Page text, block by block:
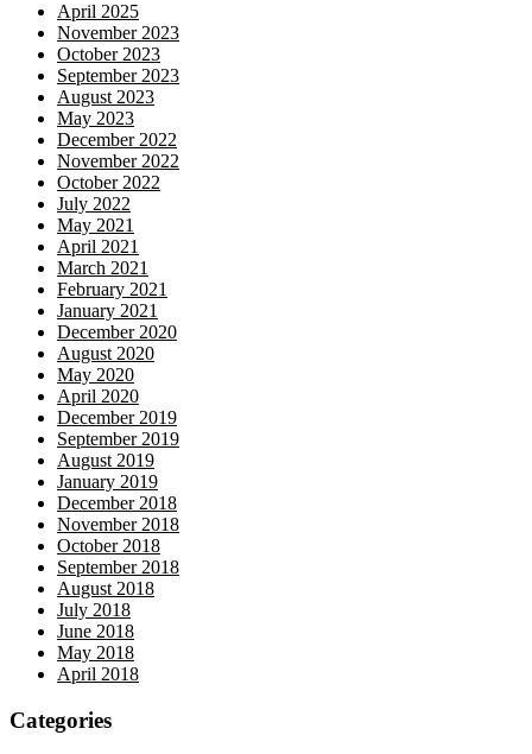
April 2025
November 2023
October 2023
September 2023
August 2023
May 2023
December 2022
November 2022
October 2022
July 2022
May 2021
April 2021
March 2021
February 2021
January 2021
December 2020
August 2020
May 2020
April 2020
December 2019
September 2019
August 2019
January 2019
December 2018
November 2018
October 2018
September 2018
August 2018
July 2018
June 2018
May 2018
April 2018
Categories